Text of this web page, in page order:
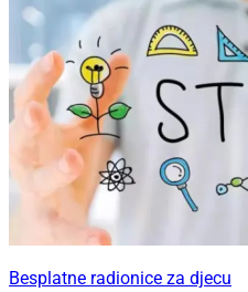
Besplatne radionice za djecu